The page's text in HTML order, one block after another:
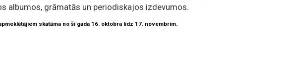
albumos, grāmatās un periodiskajos izdevumos.
skatāma no šī gada 16. oktobra līdz 17. novembrim.